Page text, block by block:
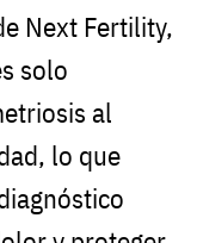
Next Fertility,
solo
al
lo que